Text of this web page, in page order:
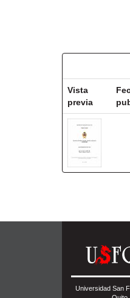
Vista
previa
Universidad San